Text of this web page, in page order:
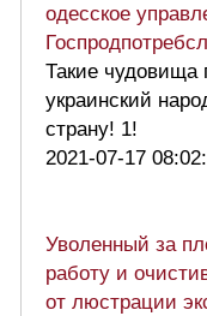
одесское
Такие чудовища
украинский
страну! 1!
2021-07-17
Уволенный за
работу и
от люстрации